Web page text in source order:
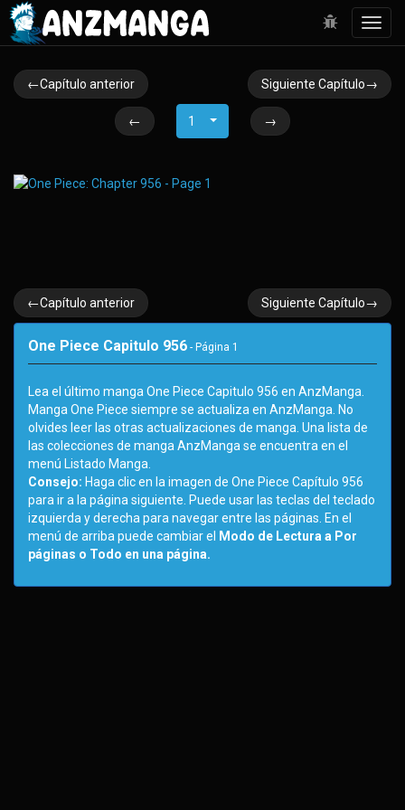
←Capítulo anterior Siguiente Capítulo→
← 1 →
←Capítulo anterior Siguiente Capítulo→
One Piece Capitulo 956 - Página 1
Lea el último manga One Piece Capitulo 956 en AnzManga.
Manga One Piece siempre se actualiza en AnzManga. No
olvides leer las otras actualizaciones de manga. Una lista de
las colecciones de manga AnzManga se encuentra en el
menú Listado Manga.
Consejo: Haga clic en la imagen de One Piece Capítulo 956
para ir a la página siguiente. Puede usar las teclas del teclado
izquierda y derecha para navegar entre las páginas. En el
menú de arriba puede cambiar el
Modo de Lectura a Por
páginas o Todo en una página.